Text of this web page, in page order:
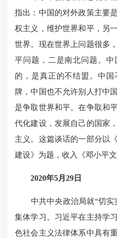
指出：中国的对外政策主要
权主义，维护世界和平，另
世界。现在世界上问题很多
平问题，二是南北问题。
的，是真正的不结盟。中
牌，中国也不允许别人打中
是争取世界和平。在争取和
代化建设，发展自己的国家
主义。这篇谈话的一部分以
建设》为题，收入《邓小平文
2020年5月29日
中共中央政治局就“切实
集体学习。习近平在主持学
色社会主义法律体系中具有